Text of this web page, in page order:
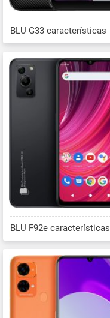
BLU G33 características
BLU F92e características